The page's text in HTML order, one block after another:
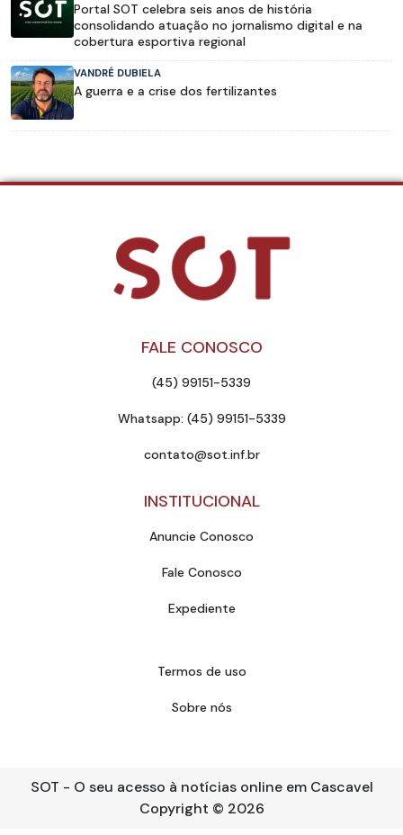
Portal SOT celebra seis anos de história
consolidando atuação no jornalismo digital e na
cobertura esportiva regional
VANDRÉ DUBIELA
A guerra e a crise dos fertilizantes
FALE CONOSCO
(45) 99151-5339
Whatsapp: (45) 99151-5339
contato@sot.inf.br
INSTITUCIONAL
Anuncie Conosco
Fale Conosco
Expediente
Termos de uso
Sobre nós
SOT - O seu acesso à notícias online em Cascavel
Copyright © 2026